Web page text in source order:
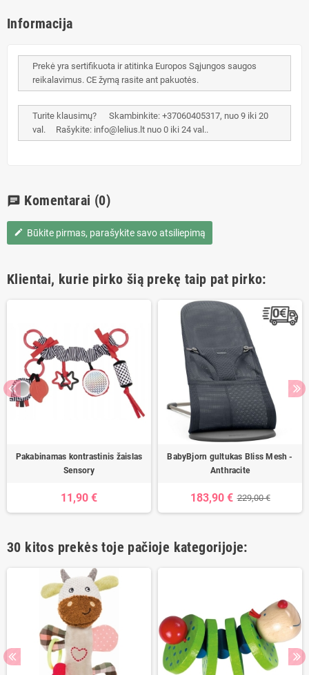
Informacija
Prekė yra sertifikuota ir atitinka Europos Sąjungos saugos
reikalavimus. CE žymą rasite ant pakuotės.
Turite klausimų? Skambinkite: +37060405317, nuo 9 iki 20
val. Rašykite: info@lelius.lt nuo 0 iki 24 val..
chat Komentarai (0)
edit Būkite pirmas, parašykite savo atsiliepimą
Klientai, kurie pirko šią prekę taip pat pirko:
Pakabinamas kontrastinis žaislas
Sensory
11,90 €
BabyBjorn gultukas Bliss Mesh -
Anthracite
183,90 € 229,00 €
30 kitos prekės toje pačioje kategorijoje: